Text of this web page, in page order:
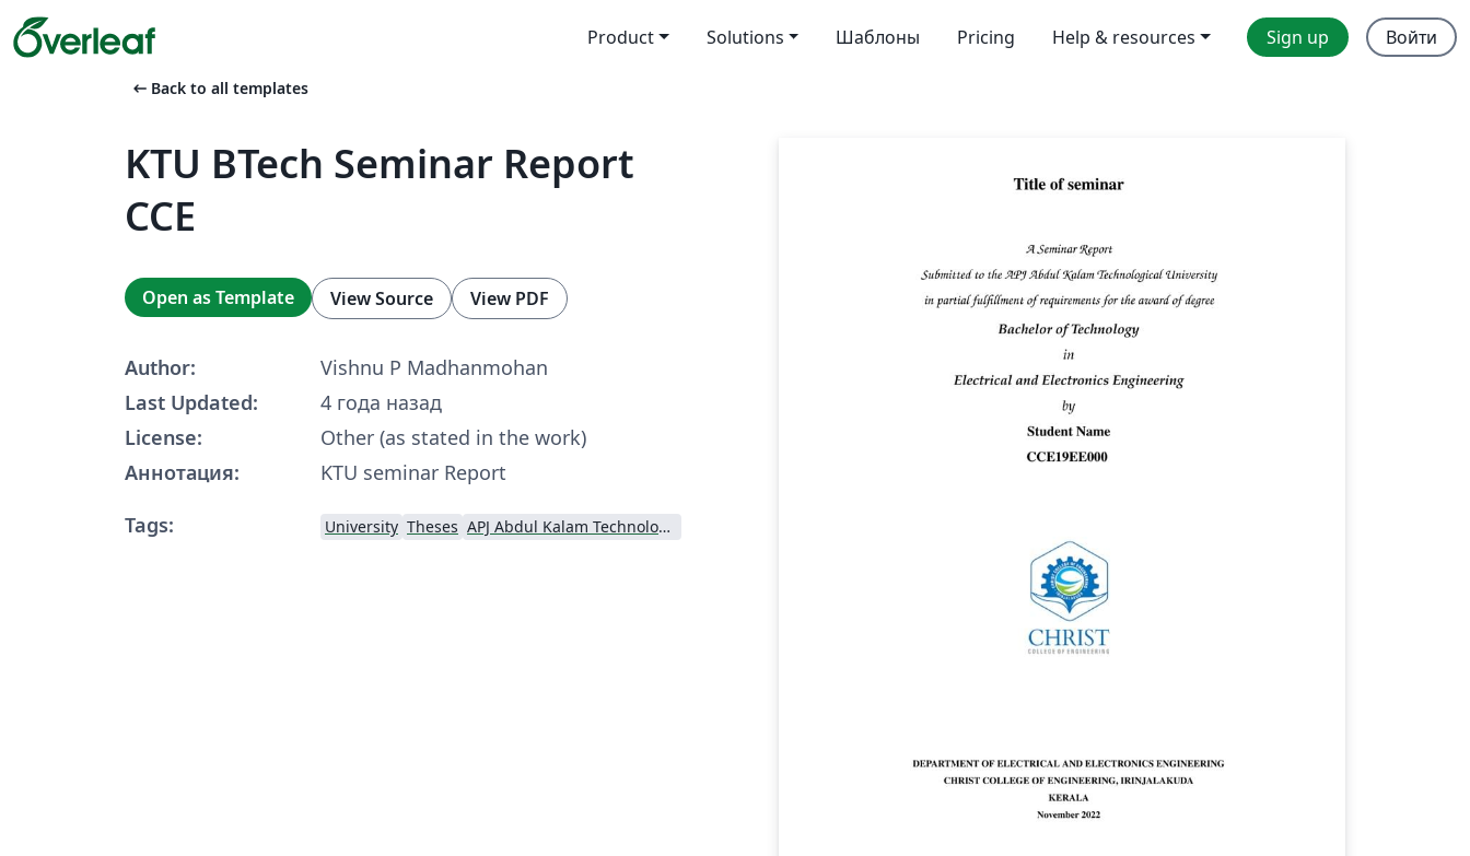
Product Solutions Шаблоны Pricing Help & resources Sign up Войти
arrow_left_alt Back to all templates
KTU BTech Seminar Report
CCE
Open as Template View Source View PDF
Author:
Vishnu P Madhanmohan
Last Updated:
4 года назад
License:
Other (as stated in the work)
Аннотация:
KTU seminar Report
Tags:
University Theses APJ Abdul Kalam Technological University